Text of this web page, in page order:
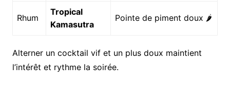
Rhum
Tropical
Kamasutra
Pointe de piment doux 🌶️
Alterner un cocktail vif et un plus doux maintient
l’intérêt et rythme la soirée.